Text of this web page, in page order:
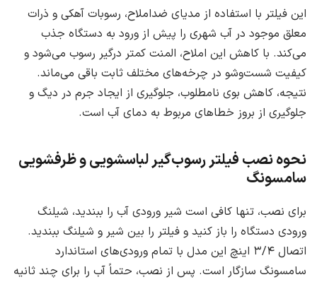
این فیلتر با استفاده از مدیای ضد‌املاح، رسوبات آهکی و ذرات
معلق موجود در آب شهری را پیش از ورود به دستگاه جذب
می‌کند. با کاهش این املاح، المنت کمتر درگیر رسوب می‌شود و
کیفیت شست‌وشو در چرخه‌های مختلف ثابت باقی می‌ماند.
نتیجه، کاهش بوی نامطلوب، جلوگیری از ایجاد جرم در دیگ و
جلوگیری از بروز خطاهای مربوط به دمای آب است.
نحوه نصب فیلتر رسوب‌گیر لباسشویی و ظرفشویی
سامسونگ
برای نصب، تنها کافی است شیر ورودی آب را ببندید، شیلنگ
ورودی دستگاه را باز کنید و فیلتر را بین شیر و شیلنگ ببندید.
اتصال ۳/۴ اینچ این مدل با تمام ورودی‌های استاندارد
سامسونگ سازگار است. پس از نصب، حتماً آب را برای چند ثانیه